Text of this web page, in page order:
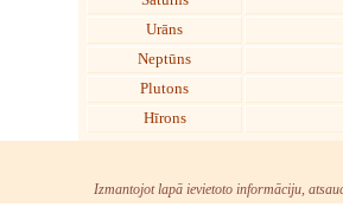
Urāns
Neptūns
Plutons
Hīrons
Izmantojot lapā ievietoto informāciju,